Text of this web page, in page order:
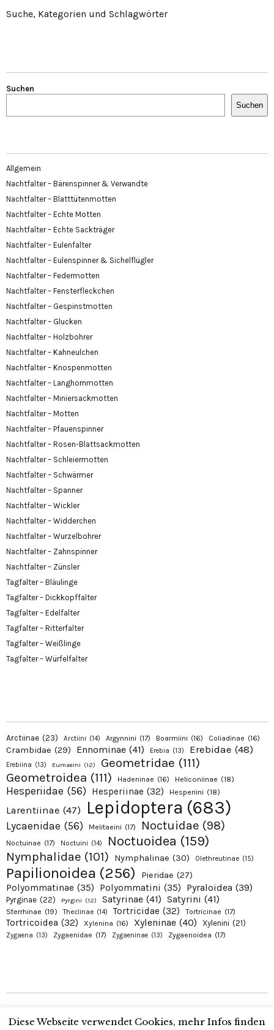
Suche, Kategorien und Schlagwörter
Suchen
Suchen
Allgemein
Nachtfalter – Bärenspinner & Verwandte
Nachtfalter – Blatttütenmotten
Nachtfalter – Echte Motten
Nachtfalter – Echte Sackträger
Nachtfalter – Eulenfalter
Nachtfalter – Eulenspinner & Sichelflügler
Nachtfalter – Federmotten
Nachtfalter – Fensterfleckchen
Nachtfalter – Gespinstmotten
Nachtfalter – Glucken
Nachtfalter – Holzbohrer
Nachtfalter – Kahneulchen
Nachtfalter – Knospenmotten
Nachtfalter – Langhornmotten
Nachtfalter – Miniersackmotten
Nachtfalter – Motten
Nachtfalter – Pfauenspinner
Nachtfalter – Rosen-Blattsackmotten
Nachtfalter – Schleiermotten
Nachtfalter – Schwärmer
Nachtfalter – Spanner
Nachtfalter – Wickler
Nachtfalter – Widderchen
Nachtfalter – Wurzelbohrer
Nachtfalter – Zahnspinner
Nachtfalter – Zünsler
Tagfalter – Bläulinge
Tagfalter – Dickkopffalter
Tagfalter – Edelfalter
Tagfalter – Ritterfalter
Tagfalter – Weißlinge
Tagfalter – Würfelfalter
Arctiinae (23) Arctiini (14) Argynnini (17) Boarmiini (16) Coliadinae (16)
Crambidae (29) Ennominae (41) Erebia (13) Erebidae (48)
Erebiina (13) Eumaeini (12) Geometridae (111)
Geometroidea (111) Hadeninae (16) Heliconiinae (18)
Hesperiidae (56) Hesperiinae (32) Hesperiini (18)
Larentiinae (47) Lepidoptera (683)
Lycaenidae (56) Melitaeini (17) Noctuidae (98)
Noctuinae (17) Noctuini (14) Noctuoidea (159)
Nymphalidae (101) Nymphalinae (30) Olethreutinae (15)
Papilionoidea (256) Pieridae (27)
Polyommatinae (35) Polyommatini (35) Pyraloidea (39)
Pyrginae (22) Pyrgini (12) Satyrinae (41) Satyrini (41)
Sterrhinae (19) Theclinae (14) Tortricidae (32) Tortricinae (17)
Tortricoidea (32) Xylenina (16) Xyleninae (40) Xylenini (21)
Zygaena (13) Zygaenidae (17) Zygaeninae (13) Zygaenoidea (17)
Copyright © 2026 Alexanders Schmetterlinge. Proudly presented by Alexander
Diese Webseite verwendet Cookies, mehr Infos finden